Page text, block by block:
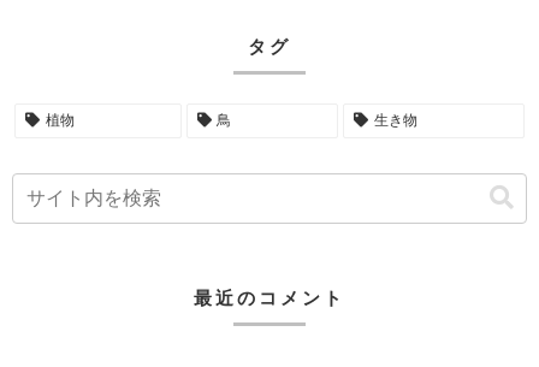
タグ
植物 鳥 生き物
最近のコメント